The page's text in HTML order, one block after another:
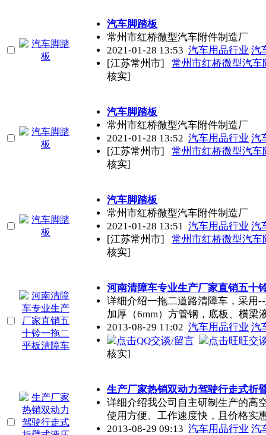
汽车脚踏板
常州市红桥微型汽车附件制造厂
2021-01-28 13:53 汽车用品行业 汽
[江苏常州市]
常州市红桥微型汽车
核实]
汽车脚踏板
常州市红桥微型汽车附件制造厂
2021-01-28 13:52 汽车用品行业 汽
[江苏常州市]
常州市红桥微型汽车
核实]
汽车脚踏板
常州市红桥微型汽车附件制造厂
2021-01-28 13:51 汽车用品行业 汽
[江苏常州市]
常州市红桥微型汽车
核实]
河南清障车专业生产厂家直销五十
详细介绍一拖二道路清障车，采用
加厚（6mm）方管钢，底板、横梁
2013-08-29 11:02 汽车用品行业 汽
核实]
生产厂家热销双动力驾驶行走式折
详细介绍我公司自主研制生产的高
使用方便、工作速度快，且价格实
2013-08-29 09:13 汽车用品行业 汽